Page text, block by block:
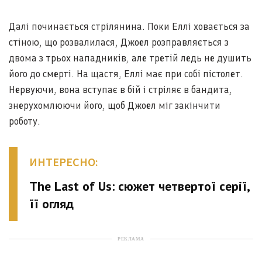
Далі починається стрілянина. Поки Еллі ховається за
стіною, що розвалилася, Джоел розправляється з
двома з трьох нападників, але третій ледь не душить
його до смерті. На щастя, Еллі має при собі пістолет.
Нервуючи, вона вступає в бій і стріляє в бандита,
знерухомлюючи його, щоб Джоел міг закінчити
роботу.
ИНТЕРЕСНО:
The Last of Us: сюжет четвертої серії,
її огляд
РЕКЛАМА